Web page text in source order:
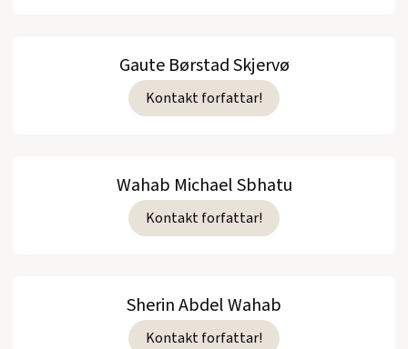
Gaute Børstad Skjervø
Kontakt forfattar!
Wahab Michael Sbhatu
Kontakt forfattar!
Sherin Abdel Wahab
Kontakt forfattar!